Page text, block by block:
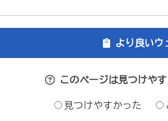
より良いウ
このページは見つけや
見つけやすかった